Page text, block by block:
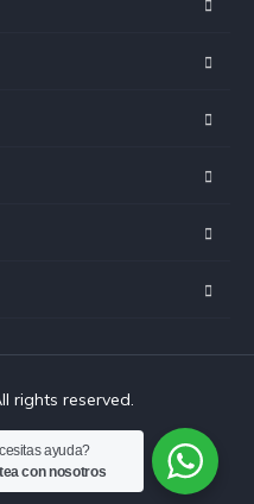
rights reserved.
ayuda?
con nosotros